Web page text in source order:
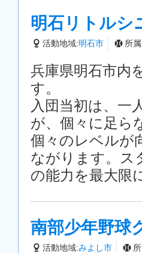
明石リトルシ
活動地域:明石市 所
兵庫県明石市内
す。
入団当初は、一
が、個々に足ら
個々のレベルが
ながります。ス
の能力を最大限
南部少年野球
活動地域:みよし市